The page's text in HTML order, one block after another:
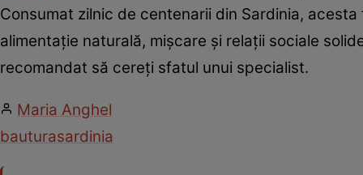
Consumat zilnic de centenarii din Sardinia,
alimentație naturală, mișcare și relații sociale
recomandat să cereți sfatul unui specialist.
Maria Anghel
bauturasardinia